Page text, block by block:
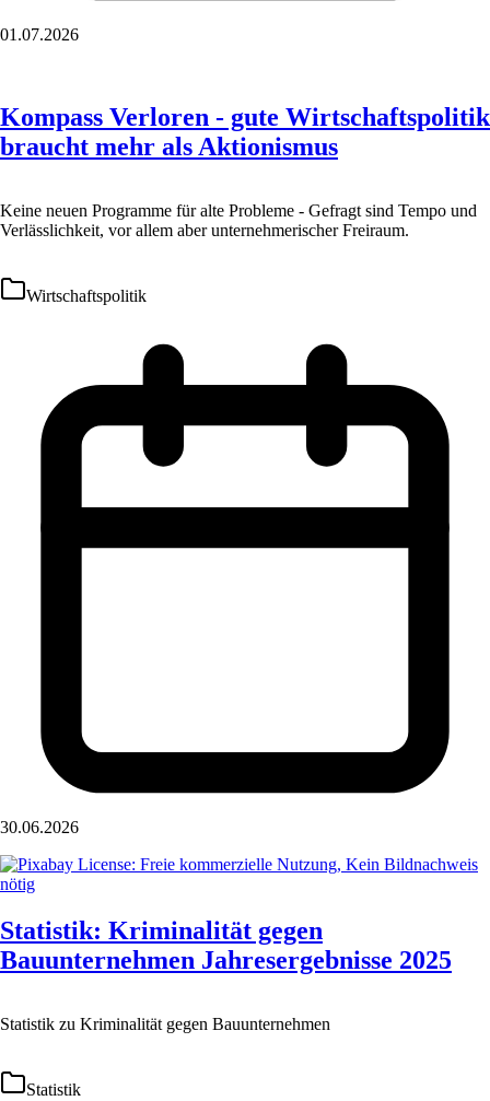
01.07.2026
Kompass Verloren - gute Wirtschaftspolitik
braucht mehr als Aktionismus
Keine neuen Programme für alte Probleme - Gefragt sind Tempo und
Verlässlichkeit, vor allem aber unternehmerischer Freiraum.
Wirtschaftspolitik
30.06.2026
Statistik: Kriminalität gegen
Bauunternehmen Jahresergebnisse 2025
Statistik zu Kriminalität gegen Bauunternehmen
Statistik